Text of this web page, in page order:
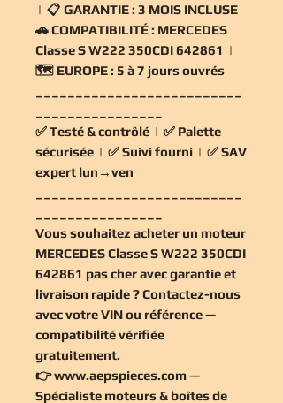
| 📋 GARANTIE : 3 MOIS INCLUSE
🚗COMPATIBILITÉ : MERCEDES
Classe S W222 350CDI 642861 |
🗺️ EUROPE : 5 à 7 jours ouvrés
✅Testé & contrôlé | ✅ Palette
sécurisée | ✅Suivi fourni | ✅SAV
expert lun→ven
Vous souhaitez acheter un moteur
MERCEDES Classe S W222 350CDI
642861 pas cheravec garantie et
livraison rapide ? Contactez-nous
avec votre VIN ou référence —
compatibilité vérifiée
gratuitement.
👉www.aepspieces.com—
Spécialiste moteurs & boîtes de